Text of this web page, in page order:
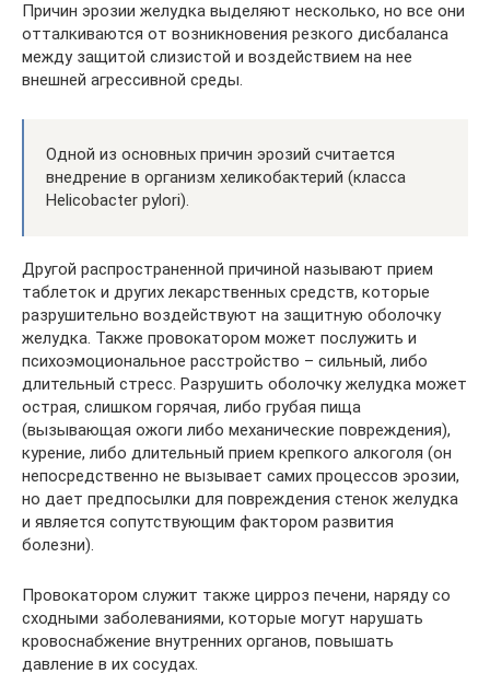
Причин эрозии желудка выделяют несколько, но все они
отталкиваются от возникновения резкого дисбаланса
между защитой слизистой и воздействием на нее
внешней агрессивной среды.
Одной из основных причин эрозий считается
внедрение в организм хеликобактерий (класса
Helicobacter pylori).
Другой распространенной причиной называют прием
таблеток и других лекарственных средств, которые
разрушительно воздействуют на защитную оболочку
желудка. Также провокатором может послужить и
психоэмоциональное расстройство – сильный, либо
длительный стресс. Разрушить оболочку желудка может
острая, слишком горячая, либо грубая пища
(вызывающая ожоги либо механические повреждения),
курение, либо длительный прием крепкого алкоголя (он
непосредственно не вызывает самих процессов эрозии,
но дает предпосылки для повреждения стенок желудка
и является сопутствующим фактором развития
болезни).
Провокатором служит также цирроз печени, наряду со
сходными заболеваниями, которые могут нарушать
кровоснабжение внутренних органов, повышать
давление в их сосудах.